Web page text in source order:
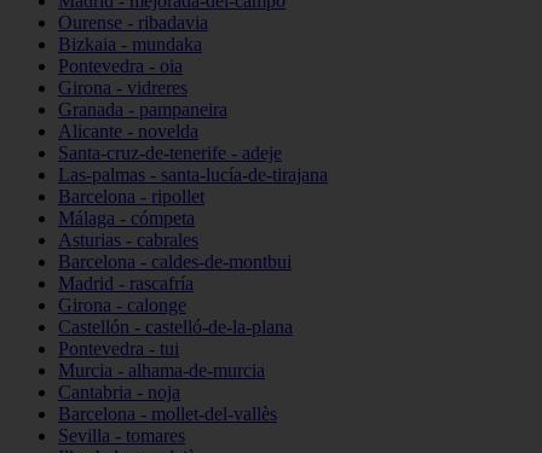
Ourense - ribadavia
Bizkaia - mundaka
Pontevedra - oia
Girona - vidreres
Granada - pampaneira
Alicante - novelda
Santa-cruz-de-tenerife - adeje
Las-palmas - santa-lucía-de-tirajana
Barcelona - ripollet
Málaga - cómpeta
Asturias - cabrales
Barcelona - caldes-de-montbui
Madrid - rascafría
Girona - calonge
Castellón - castelló-de-la-plana
Pontevedra - tui
Murcia - alhama-de-murcia
Cantabria - noja
Barcelona - mollet-del-vallès
Sevilla - tomares